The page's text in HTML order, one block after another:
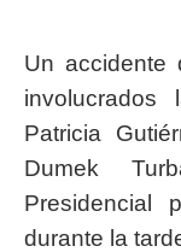
Un accidente
Patricia
Dumek
Presidencial
durante la